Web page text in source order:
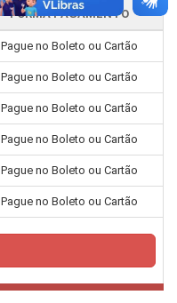
FORMA PAGAMENTO
Pague no Boleto ou Cartão
Pague no Boleto ou Cartão
Pague no Boleto ou Cartão
Pague no Boleto ou Cartão
Pague no Boleto ou Cartão
Pague no Boleto ou Cartão